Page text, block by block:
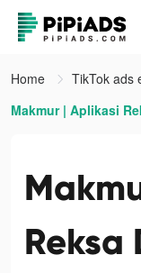
Home
TikTok ads
Makmur | Aplikasi